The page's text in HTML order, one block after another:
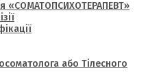
«СОМАТОПСИХОТЕРАПЕВТ»
або Тілесного